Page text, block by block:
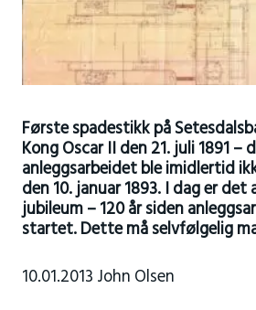
Første spadestikk på
Kong Oscar II den 21. juli 1891 –
anleggsarbeidet ble imidlertid
den 10. januar 1893. I dag er
jubileum – 120 år siden
startet. Dette må selvfølgelig
10.01.2013 John Olsen